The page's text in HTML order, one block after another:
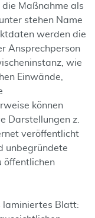
die Maßnahme als
stehen Name
werden die
Ansprechperson
wie
Einwände,
können
Darstellungen z.
veröffentlicht
unbegründete
öffentlichen
laminiertes Blatt: